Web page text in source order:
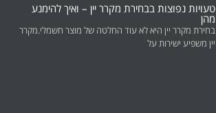
טעויות נפוצות בבחירת מקרר יין – ואיך להימנע
מהן
בחירת מקרר יין היא לא עוד החלטה של מוצר חשמלי.מקרר
יין משפיע ישירות על